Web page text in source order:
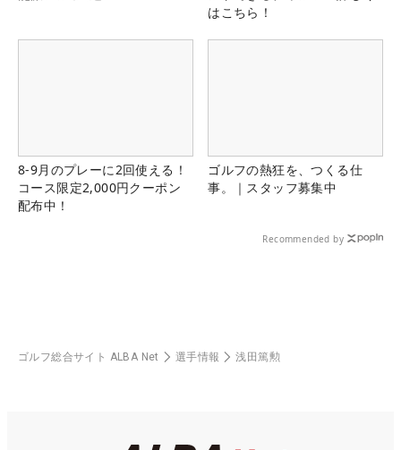
はこちら！
8-9月のプレーに2回使える！
コース限定2,000円クーポン
配布中！
ゴルフの熱狂を、つくる仕
事。｜スタッフ募集中
Recommended by
ゴルフ総合サイト ALBA Net 選手情報 浅田篤勲